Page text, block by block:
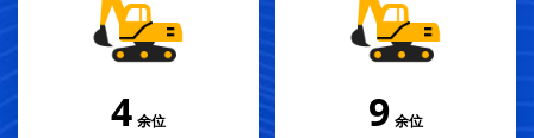
4 余位 10 余位